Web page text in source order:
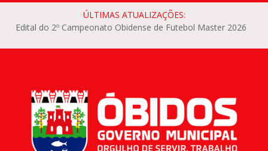
ÚLTIMAS ATUALIZAÇÕES:
Edital do 2º Campeonato Obidense de Futebol Master 2026